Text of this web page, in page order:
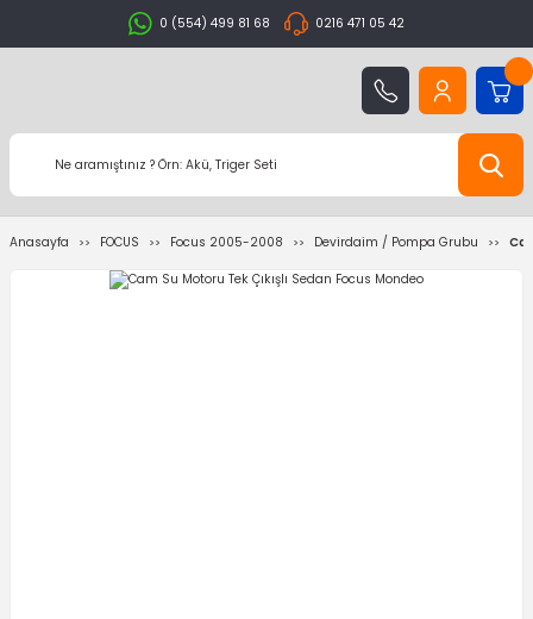
0 (554) 499 81 68 0216 471 05 42
Anasayfa FOCUS Focus 2005-2008 Devirdaim / Pompa Grubu